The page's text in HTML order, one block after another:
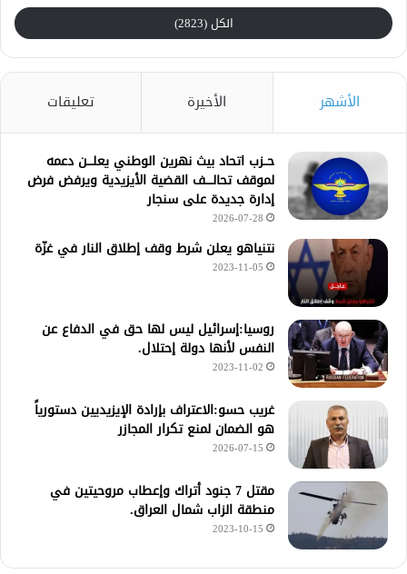
الكل (2823)
الأشهر الأخيرة تعليقات
حــزب اتحاد بيث نهرين الوطني يعلـــن دعمه
لموقف تحالــــف القضية الأيزيدية ويرفض فرض
إدارة جديدة على سنجار
2026-07-28
نتنياهو يعلن شرط وقف إطلاق النار في غزّة
2023-11-05
روسيا:إسرائيل ليس لها حق في الدفاع عن
النفس لأنها دولة إحتلال.
2023-11-02
غريب حسو:الاعتراف بإرادة الإيزيديين دستورياً
هو الضمان لمنع تكرار المجازر
2026-07-15
مقتل 7 جنود أتراك وإعطاب مروحيتين في
منطقة الزاب شمال العراق.
2023-10-15